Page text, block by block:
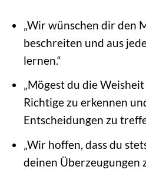
„Wir wünschen dir den
beschreiten und aus
lernen.“
„Mögest du die
Richtige zu erkennen
Entscheidungen zu
„Wir hoffen, dass du
deinen Überzeugungen